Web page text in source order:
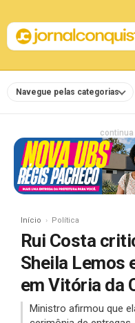
Navegue pelas categorias
Início Política
Rui Costa
Sheila Lemos
em Vitória da
Ministro afirmou que